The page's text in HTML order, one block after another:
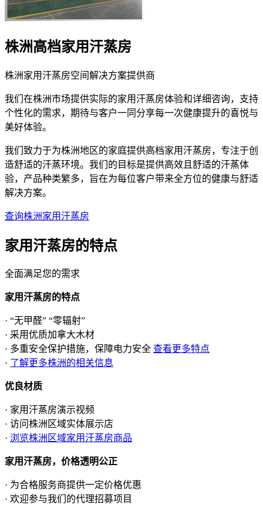
株洲高档家用汗蒸房
株洲家用汗蒸房空间解决方案提供商
我们在株洲市场提供实际的家用汗蒸房体验和详细咨询，支持
个性化的需求，期待与客户一同分享每一次健康提升的喜悦与
美好体验。
我们致力于为株洲地区的家庭提供高档家用汗蒸房，专注于创
造舒适的汗蒸环境。我们的目标是提供高效且舒适的汗蒸体
验，产品种类繁多，旨在为每位客户带来全方位的健康与舒适
解决方案。
查询株洲家用汗蒸房
家用汗蒸房的特点
全面满足您的需求
家用汗蒸房的特点
· “无甲醛” “零辐射”
· 采用优质加拿大木材
· 多重安全保护措施，保障电力安全 查看更多特点
· 了解更多株洲的相关信息
优良材质
· 家用汗蒸房演示视频
· 访问株洲区域实体展示店
· 浏览株洲区域家用汗蒸房商品
家用汗蒸房，价格透明公正
· 为合格服务商提供一定价格优惠
· 欢迎参与我们的代理招募项目